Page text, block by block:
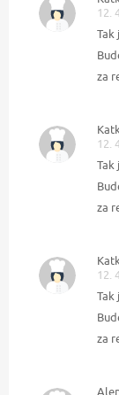
12.
Tak
za
12.
Tak
za
12.
Tak
za